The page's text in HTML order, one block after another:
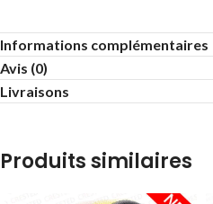
Informations complémentaires
Avis (0)
Livraisons
Produits similaires